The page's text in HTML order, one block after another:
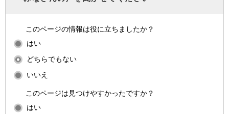
このページの情報は役に立ちましたか？
はい
どちらでもない
いいえ
このページは見つけやすかったですか？
はい